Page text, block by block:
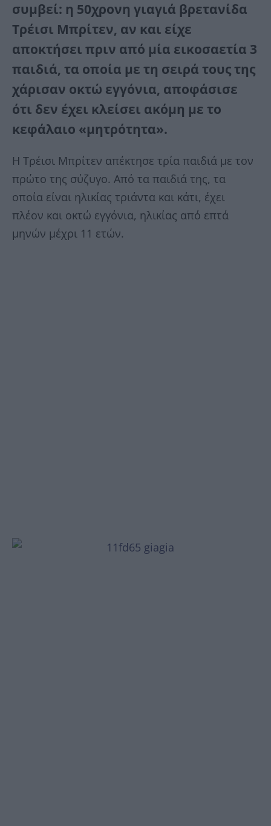
συμβεί: η 50χρονη γιαγιά βρετανίδα
Τρέισι Μπρίτεν, αν και είχε
αποκτήσει πριν από μία εικοσαετία 3
παιδιά, τα οποία με τη σειρά τους της
χάρισαν οκτώ εγγόνια, αποφάσισε
ότι δεν έχει κλείσει ακόμη με το
κεφάλαιο «μητρότητα».
Η Τρέισι Μπρίτεν απέκτησε τρία παιδιά με τον
πρώτο της σύζυγο. Από τα παιδιά της, τα
οποία είναι ηλικίας τριάντα και κάτι, έχει
πλέον και οκτώ εγγόνια, ηλικίας από επτά
μηνών μέχρι 11 ετών.